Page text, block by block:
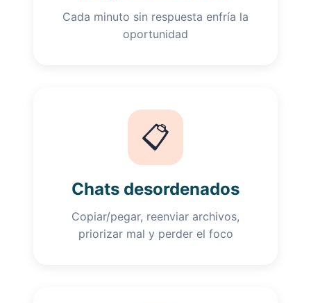
Cada minuto sin respuesta enfría la
oportunidad
📋
Chats desordenados
Copiar/pegar, reenviar archivos,
priorizar mal y perder el foco